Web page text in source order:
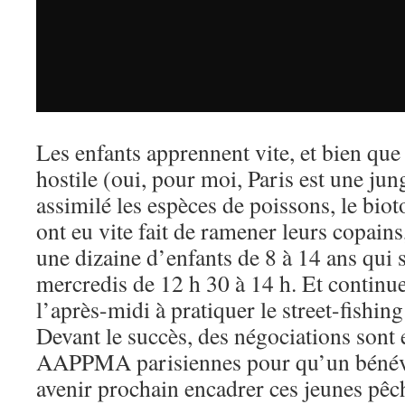
Les enfants apprennent vite, et bien
hostile (oui, pour moi, Paris est une
assimilé les espèces de poissons, le
ont eu vite fait de ramener leurs
une dizaine d’enfants de 8 à 14 ans qui
mercredis de 12 h 30 à 14 h. Et
l’après-midi à pratiquer le street-
Devant le succès, des négociations sont
AAPPMA parisiennes pour qu’un
avenir prochain encadrer ces jeunes